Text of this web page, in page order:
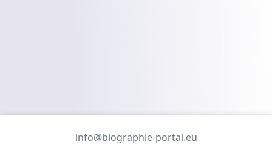
info@biographie-portal.eu